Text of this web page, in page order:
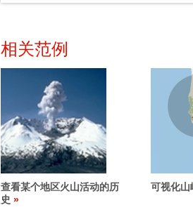
相关范例
查看某个地区火山活动的历
史
可视化山